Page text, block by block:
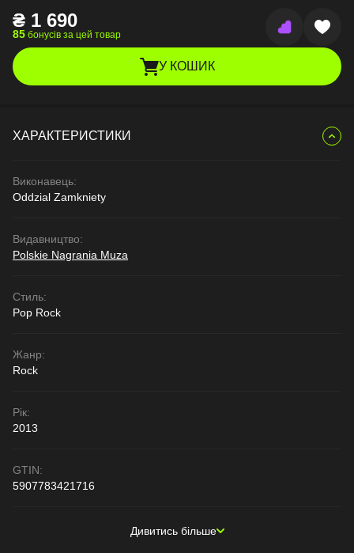
₴ 1 690
85 бонусів за цей товар
У КОШИК
ХАРАКТЕРИСТИКИ
Виконавець:
Oddzial Zamkniety
Видавництво:
Polskie Nagrania Muza
Стиль:
Pop Rock
Жанр:
Rock
Рік:
2013
GTIN:
5907783421716
Дивитись більше